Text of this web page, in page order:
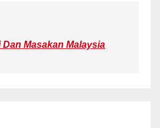
Masakan Malaysia